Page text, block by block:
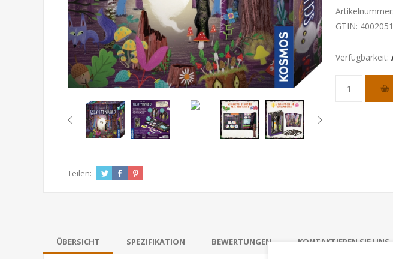
Artikelnummer:
GTIN:
Verfügbarkeit:
Teilen:
ÜBERSICHT SPEZIFIKATION BEWERTUNGEN KONTAKTIEREN SIE UNS